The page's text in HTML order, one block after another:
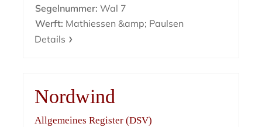
Segelnummer: Wal 7
Werft: Mathiessen &amp; Paulsen
Details
Nordwind
Allgemeines Register (DSV)